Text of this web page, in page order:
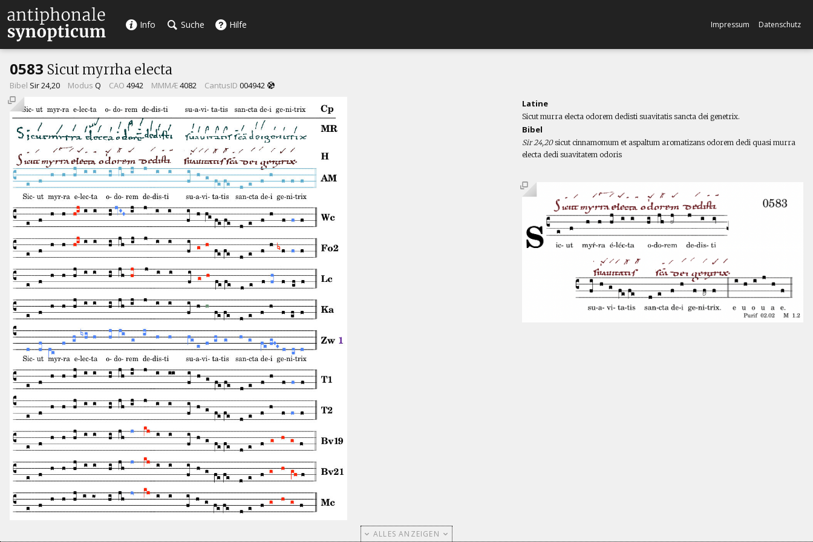
Info Suche Hilfe Impressum Datenschutz
0583 Sicut myrrha electa
Bibel Sir 24,20 Modus Q CAO 4942 MMMÆ4082 CantusID 004942
Latine
Sicut murra electa odorem dedisti suavitatis sancta dei genetrix.
Bibel
Sir 24,20sicut cinnamomum et aspaltum aromatizans odorem dedi quasi murra
electa dedi suavitatem odoris
ALLES ANZEIGEN